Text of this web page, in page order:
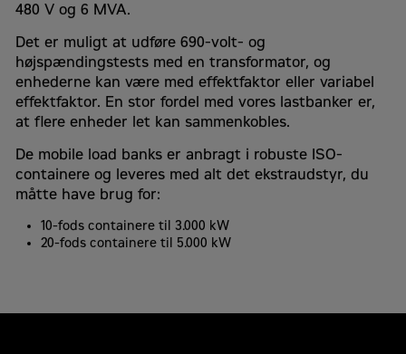
480 V og 6 MVA.
Det er muligt at udføre 690-volt- og
højspændingstests med en transformator, og
enhederne kan være med effektfaktor eller variabel
effektfaktor. En stor fordel med vores lastbanker er,
at flere enheder let kan sammenkobles.
De mobile load banks er anbragt i robuste ISO-
containere og leveres med alt det ekstraudstyr, du
måtte have brug for:
10-fods containere til 3.000 kW
20-fods containere til 5.000 kW